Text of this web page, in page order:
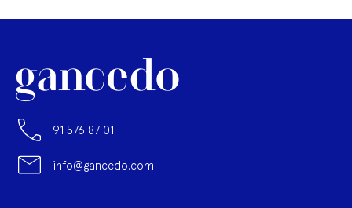
91 576 87 01
info@gancedo.com